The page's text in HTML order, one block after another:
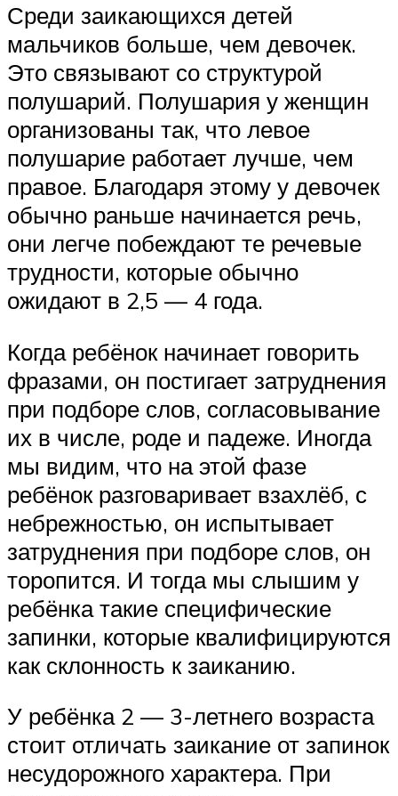
Среди заикающихся детей
мальчиков больше, чем девочек.
Это связывают со структурой
полушарий. Полушария у женщин
организованы так, что левое
полушарие работает лучше, чем
правое. Благодаря этому у девочек
обычно раньше начинается речь,
они легче побеждают те речевые
трудности, которые обычно
ожидают в 2,5 — 4 года.
Когда ребёнок начинает говорить
фразами, он постигает затруднения
при подборе слов, согласовывание
их в числе, роде и падеже. Иногда
мы видим, что на этой фазе
ребёнок разговаривает взахлёб, с
небрежностью, он испытывает
затруднения при подборе слов, он
торопится. И тогда мы слышим у
ребёнка такие специфические
запинки, которые квалифицируются
как склонность к заиканию.
У ребёнка 2 — 3-летнего возраста
стоит отличать заикание от запинок
несудорожного характера. При